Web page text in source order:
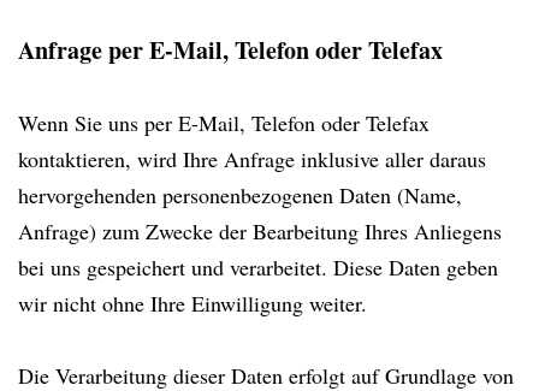
Anfrage per E-Mail, Telefon oder Telefax
Wenn Sie uns per E-Mail, Telefon oder Telefax
kontaktieren, wird Ihre Anfrage inklusive aller daraus
hervorgehenden personenbezogenen Daten (Name,
Anfrage) zum Zwecke der Bearbeitung Ihres Anliegens
bei uns gespeichert und verarbeitet. Diese Daten geben
wir nicht ohne Ihre Einwilligung weiter.
Die Verarbeitung dieser Daten erfolgt auf Grundlage von